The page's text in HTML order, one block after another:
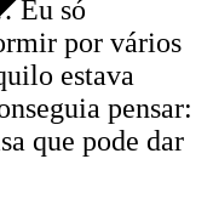
Eu só
por vários
estava
pensar:
que pode dar